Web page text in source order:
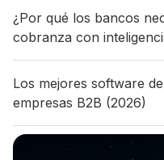
¿Por qué los bancos
cobranza con
Los mejores software
empresas B2B (2026)